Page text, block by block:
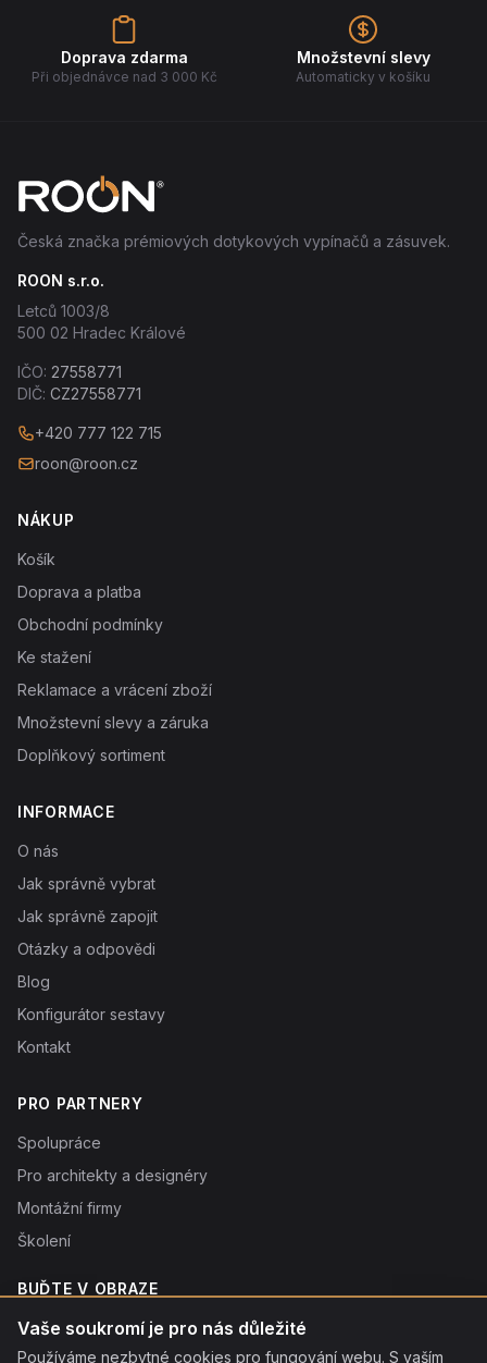
Doprava zdarma
Při objednávce nad 3 000 Kč
Množstevní slevy
Automaticky v košíku
Česká značka prémiových dotykových vypínačů a zásuvek.
ROON s.r.o.
Letců 1003/8
500 02 Hradec Králové
IČO: 27558771
DIČ: CZ27558771
+420 777 122 715
roon@roon.cz
NÁKUP
Košík
Doprava a platba
Obchodní podmínky
Ke stažení
Reklamace a vrácení zboží
Množstevní slevy a záruka
Doplňkový sortiment
INFORMACE
O nás
Jak správně vybrat
Jak správně zapojit
Otázky a odpovědi
Blog
Konfigurátor sestavy
Kontakt
PRO PARTNERY
Spolupráce
Pro architekty a designéry
Montážní firmy
Školení
BUĎTE V OBRAZE
Novinky o produktech, tipy a slevy. Typicky 1× týdně.
Vaše soukromí je pro nás důležité
Používáme nezbytné cookies pro fungování webu. S vaším